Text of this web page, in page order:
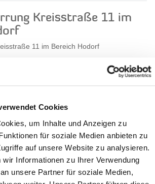
Cookies
um Inhalte und Anzeigen zu
für soziale Medien anbieten zu
auf unsere Website zu analysieren.
wir Informationen zu Ihrer Verwendung
unsere Partner für soziale Medien,
Kreisstraße 11 im
11 im Bereich Hodorf
Kreisstraße 11...
ab dem
ab dem 01.12.2021
dürfen die Räume der Kreisverwaltung nur